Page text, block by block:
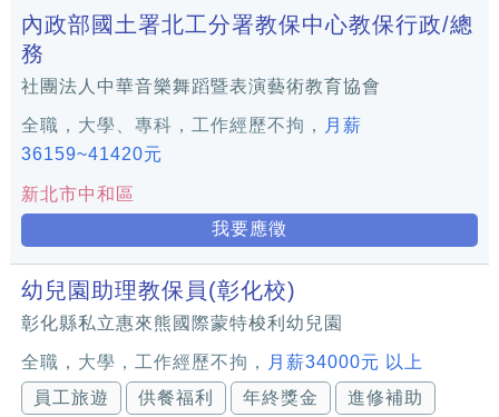
內政部國土署北工分署教保中心教保行政/總
務
社團法人中華音樂舞蹈暨表演藝術教育協會
全職，大學、專科，工作經歷不拘，
月薪
36159~41420元
新北市中和區
我要應徵
幼兒園助理教保員(彰化校)
彰化縣私立惠來熊國際蒙特梭利幼兒園
全職，大學，工作經歷不拘，
月薪34000元 以上
員工旅遊
供餐福利 年終獎金 進修補助